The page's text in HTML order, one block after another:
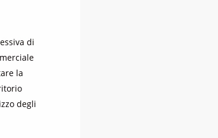
di
la
degli